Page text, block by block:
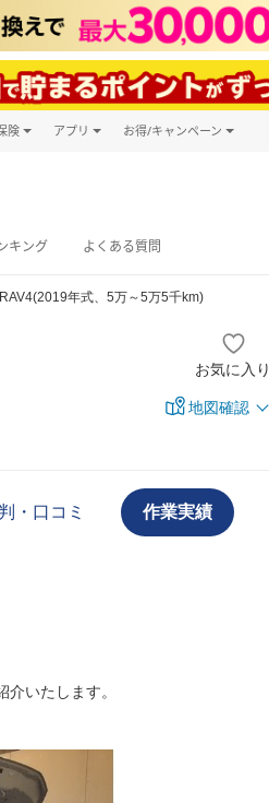
険 アプリ お得/キャンペーン
キング よくある質問
RAV4(2019年式、5万～5万5千km)
お気に入り
地図確認
・口コミ 作業実績
いたします。